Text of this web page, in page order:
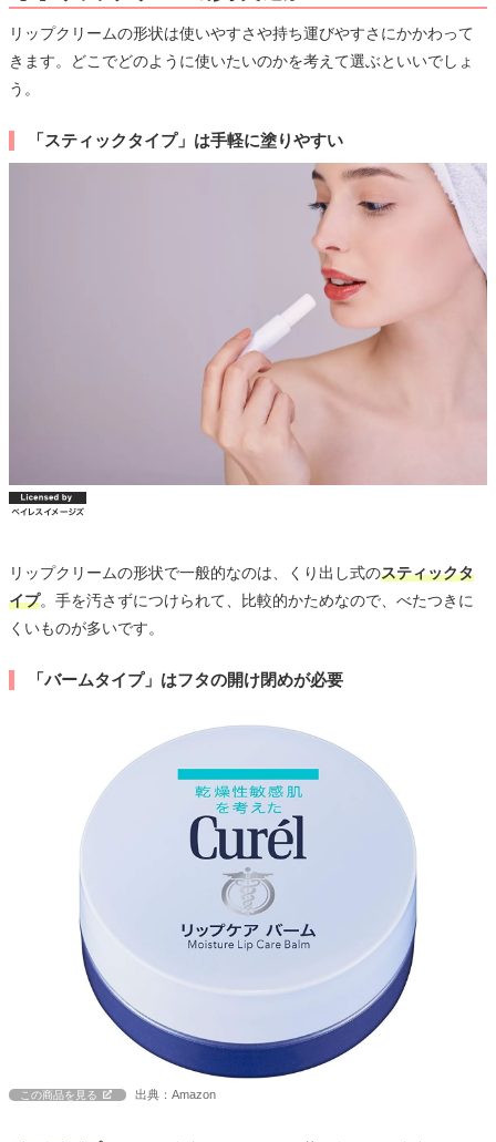
リップクリームの形状は使いやすさや持ち運びやすさにかかわって
きます。どこでどのように使いたいのかを考えて選ぶといいでしょ
う。
「スティックタイプ」は手軽に塗りやすい
リップクリームの形状で一般的なのは、くり出し式のスティックタ
イプ。手を汚さずにつけられて、比較的かためなので、べたつきに
くいものが多いです。
「バームタイプ」はフタの開け閉めが必要
この商品を見る 出典：Amazon